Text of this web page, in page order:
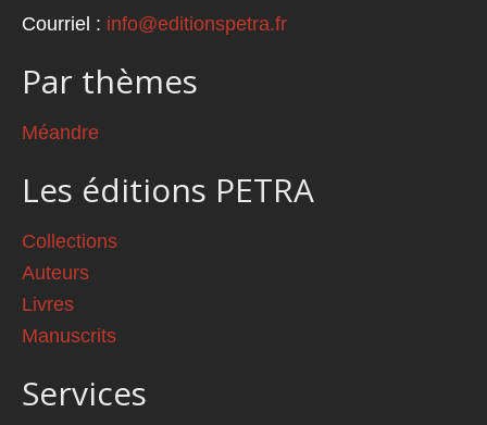
Courriel : info@editionspetra.fr
Par thèmes
Méandre
Les éditions PETRA
Collections
Auteurs
Livres
Manuscrits
Services